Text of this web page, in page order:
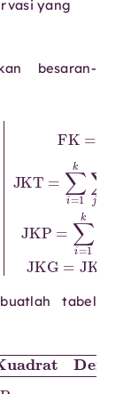
yang
besaran-
NFK−
tabel
−1GalatJKG
−1